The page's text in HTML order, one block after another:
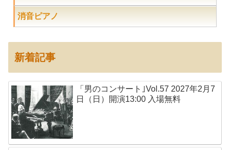
消音ピアノ
新着記事
「男のコンサート｣Vol.57 2027年2月7
日（日）開演13:00 入場無料